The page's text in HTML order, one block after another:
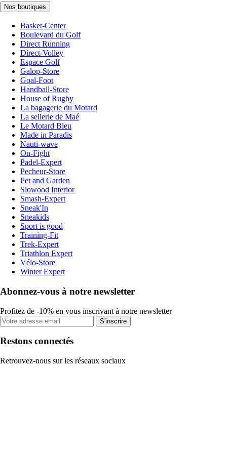
Nos boutiques
Basket-Center
Boulevard du Golf
Direct Running
Direct-Volley
Espace Golf
Galop-Store
Goal-Foot
Handball-Store
House of Rugby
La bagagerie du Motard
La sellerie de Maé
Le Motard Bleu
Made in Paradis
Nauti-wave
On-Fight
Padel-Expert
Pecheur-Store
Pet and Garden
Slowood Interior
Smash-Expert
Sneak'In
Sneakids
Sport is good
Training-Fit
Trek-Expert
Triathlon Expert
Vélo-Store
Winter Expert
Abonnez-vous à notre newsletter
Profitez de -10% en vous inscrivant à notre newsletter
S'inscrire
Restons connectés
Retrouvez-nous sur les réseaux sociaux